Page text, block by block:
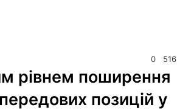
0 516
рівнем поширення
позицій у